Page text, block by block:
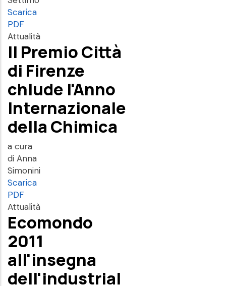
Scarica
PDF
Attualità
Il Premio Città
di Firenze
chiude l'Anno
Internazionale
della Chimica
a cura
di Anna
Simonini
Scarica
PDF
Attualità
Ecomondo
2011
all'insegna
dell'industrial